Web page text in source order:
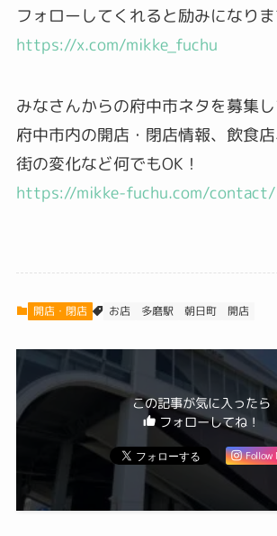
フォローしてくれると励みになりま
https://x.com/mikke_fuchu
みなさんからの府中市ネタを募集し
府中市内の開店・閉店情報、飲食店
街の変化など何でもOK！
https://mikke-fuchu.com/contact/
開店・閉店 お店 多磨駅 朝日町 開店
この記事が気に入ったら
フォローしてね！
Follow